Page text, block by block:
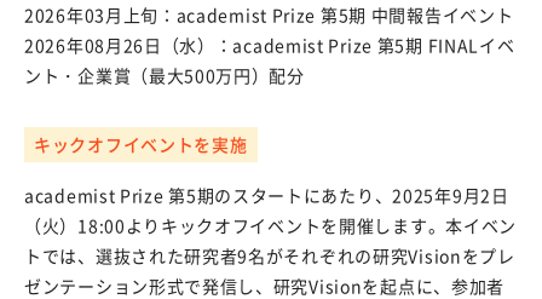
2026年03月上旬：academist Prize 第5期 中間報告イベント
2026年08月26日（水）：academist Prize 第5期 FINALイベ
ント・企業賞（最大500万円）配分
キックオフイベントを実施
academist Prize 第5期のスタートにあたり、2025年9月2日
（火）18:00よりキックオフイベントを開催します。本イベン
トでは、選抜された研究者9名がそれぞれの研究Visionをプレ
ゼンテーション形式で発信し、研究Visionを起点に、参加者